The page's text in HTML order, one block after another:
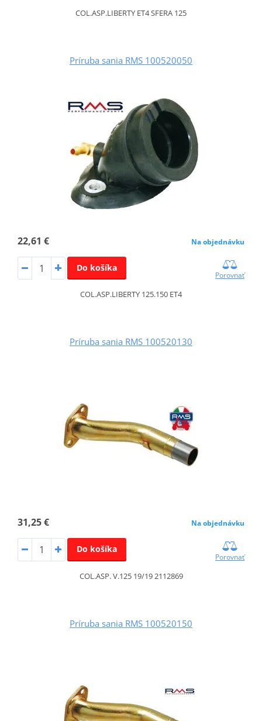
COL.ASP.LIBERTY ET4 SFERA 125
Príruba sania RMS 100520050
22,61 € Na objednávku
Do košíka
Porovnať
COL.ASP.LIBERTY 125.150 ET4
Príruba sania RMS 100520130
31,25 € Na objednávku
Do košíka
Porovnať
COL.ASP. V.125 19/19 2112869
Príruba sania RMS 100520150